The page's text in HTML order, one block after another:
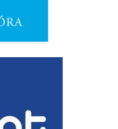
Święta
Święta – Grupa 1